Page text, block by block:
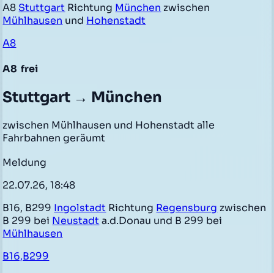
A8 Stuttgart Richtung München zwischen
Mühlhausen und Hohenstadt
A8
A8 frei
Stuttgart → München
zwischen Mühlhausen und Hohenstadt alle
Fahrbahnen geräumt
Meldung
22.07.26, 18:48
B16, B299 Ingolstadt Richtung Regensburg zwischen
B 299 bei Neustadta.d.Donau und B 299 bei
Mühlhausen
B16,B299